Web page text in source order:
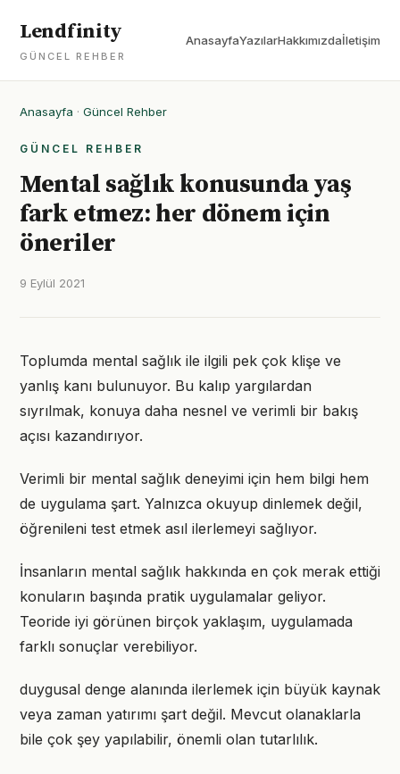
Lendfinity
GÜNCEL REHBER
AnasayfaYazılarHakkımızdaİletişim
Anasayfa · Güncel Rehber
GÜNCEL REHBER
Mental sağlık konusunda yaş
fark etmez: her dönem için
öneriler
9 Eylül 2021
Toplumda mental sağlık ile ilgili pek çok klişe ve
yanlış kanı bulunuyor. Bu kalıp yargılardan
sıyrılmak, konuya daha nesnel ve verimli bir bakış
açısı kazandırıyor.
Verimli bir mental sağlık deneyimi için hem bilgi hem
de uygulama şart. Yalnızca okuyup dinlemek değil,
öğrenileni test etmek asıl ilerlemeyi sağlıyor.
İnsanların mental sağlık hakkında en çok merak ettiği
konuların başında pratik uygulamalar geliyor.
Teoride iyi görünen birçok yaklaşım, uygulamada
farklı sonuçlar verebiliyor.
duygusal denge alanında ilerlemek için büyük kaynak
veya zaman yatırımı şart değil. Mevcut olanaklarla
bile çok şey yapılabilir, önemli olan tutarlılık.